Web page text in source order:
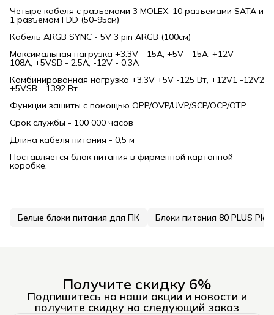
Четыре кабеля с разъемами 3 MOLEX, 10 разъемами SATA и
1 разъемом FDD (50-95см)
Кабель ARGB SYNC - 5V 3 pin ARGB (100см)
Максимальная нагрузка +3.3V - 15A, +5V - 15A, +12V -
108A, +5VSB - 2.5A, -12V - 0.3A
Комбинированная нагрузка +3.3V +5V -125 Вт, +12V1 -12V2
+5VSB - 1392 Вт
Функции защиты с помощью OPP/OVP/UVP/SCP/OCP/ОТР
Срок службы - 100 000 часов
Длина кабеля питания - 0,5 м
Поставляется блок питания в фирменной картонной
коробке.
Белые блоки питания для ПК Блоки питания 80 PLUS
Получите скидку 6%
Подпишитесь на наши акции и новости и
получите скидку на следующий заказ